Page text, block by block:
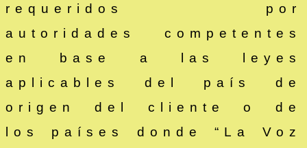
requeridos por
autoridades competentes
en base a las leyes
aplicables del país de
origen del cliente o de
los países donde “La Voz